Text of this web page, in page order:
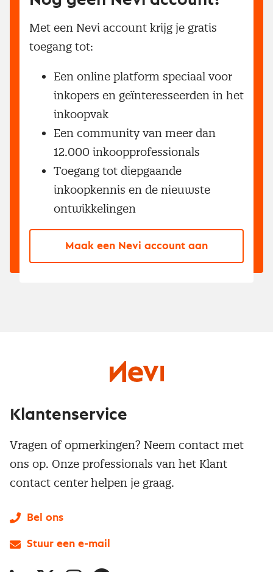
Met een Nevi account krijg je gratis
toegang tot:
Een online platform speciaal voor
inkopers en geïnteresseerden in het
inkoopvak
Een community van meer dan
12.000 inkoopprofessionals
Toegang tot diepgaande
inkoopkennis en de nieuwste
ontwikkelingen
Maak een Nevi account aan
Klantenservice
Vragen of opmerkingen? Neem contact met
ons op. Onze professionals van het Klant
contact center helpen je graag.
Bel ons
Stuur een e-mail